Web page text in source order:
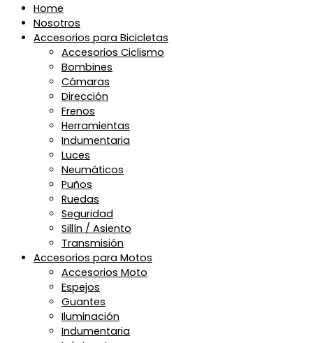
Home
Nosotros
Accesorios para Bicicletas
Accesorios Ciclismo
Bombines
Cámaras
Dirección
Frenos
Herramientas
Indumentaria
Luces
Neumáticos
Puños
Ruedas
Seguridad
Sillín / Asiento
Transmisión
Accesorios para Motos
Accesorios Moto
Espejos
Guantes
Iluminación
Indumentaria